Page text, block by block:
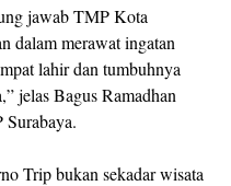
jawab TMP Kota
dalam merawat ingatan
lahir dan tumbuhnya
jelas Bagus Ramadhan
Trip bukan sekadar wisata